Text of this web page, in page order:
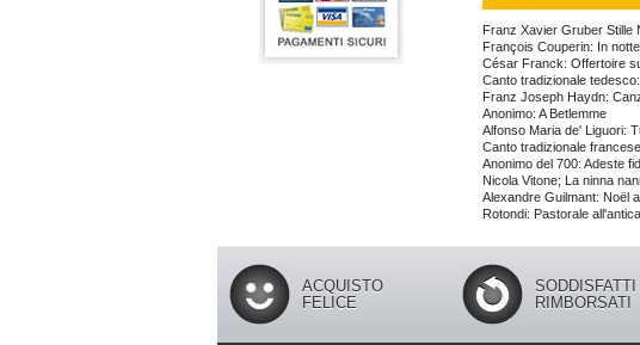
Franz Xavier Gruber Stille
François Couperin: In
César Franck: Offertoire
Canto tradizionale tedesco:
Franz Joseph Haydn:
Anonimo: A Betlemme
Alfonso Maria de' Liguori:
Canto tradizionale
Anonimo del 700: Adeste
Nicola Vitone; La ninna
Alexandre Guilmant: Noël
Rotondi: Pastorale all'antica
ACQUISTO
FELICE
SODDISFATTI
RIMBORSATI